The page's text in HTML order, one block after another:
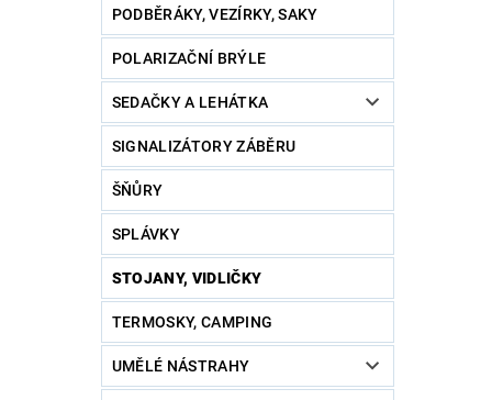
PODBĚRÁKY, VEZÍRKY, SAKY
POLARIZAČNÍ BRÝLE
SEDAČKY A LEHÁTKA
SIGNALIZÁTORY ZÁBĚRU
ŠŇŮRY
SPLÁVKY
STOJANY, VIDLIČKY
TERMOSKY, CAMPING
UMĚLÉ NÁSTRAHY